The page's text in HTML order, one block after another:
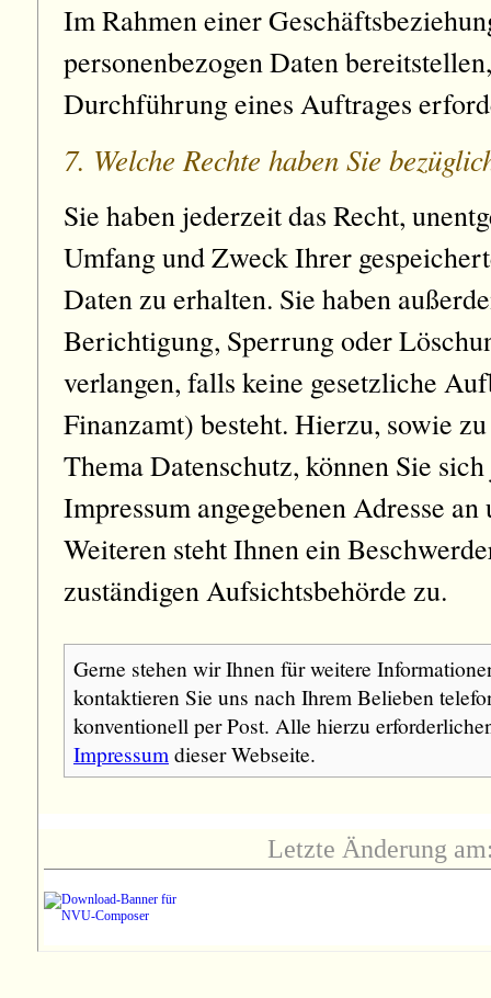
Im Rahmen einer
personenbezogen Daten
Durchführung eines Auftrages
7. Welche Rechte haben Sie
Sie haben jederzeit das Recht,
Umfang und Zweck Ihrer
Daten zu erhalten. Sie haben
Berichtigung, Sperrung oder
verlangen, falls keine gesetzliche
Finanzamt) besteht. Hierzu, sowie
Thema Datenschutz, können Sie
Impressum angegebenen Adresse an
Weiteren steht Ihnen ein
zuständigen Aufsichtsbehörde zu.
Gerne stehen wir Ihnen für weitere
kontaktieren Sie uns nach Ihrem Belieben
konventionell per Post. Alle hierzu
Impressum dieser Webseite.
Letzte Änderung